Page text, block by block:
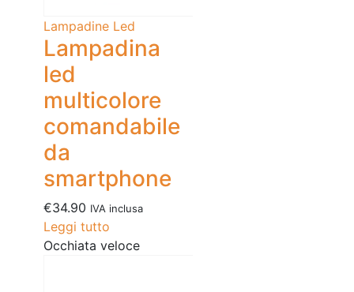
Lampadine Led
Lampadina
led
multicolore
comandabile
da
smartphone
€34.90 IVA inclusa
Leggi tutto
Occhiata veloce